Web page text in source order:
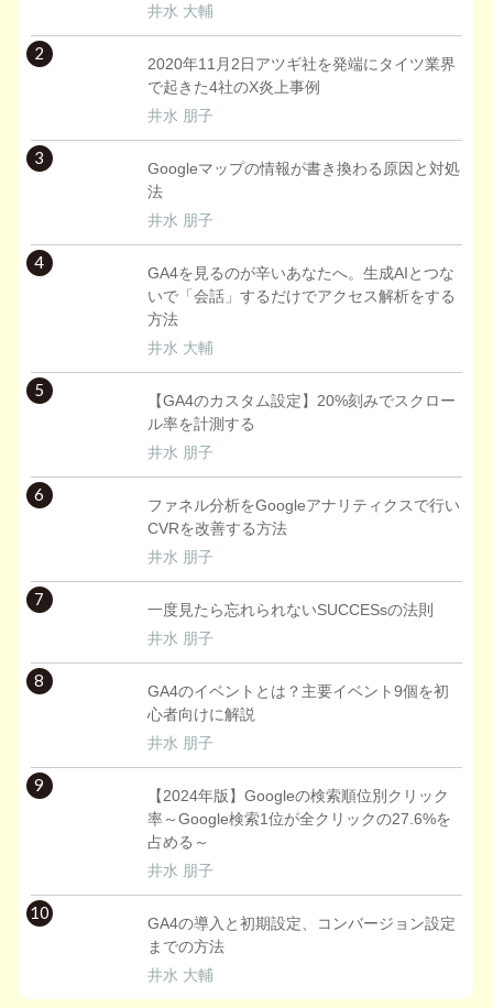
井水 大輔
2
2020年11月2日アツギ社を発端にタイツ業界
で起きた4社のX炎上事例
井水 朋子
3
Googleマップの情報が書き換わる原因と対処
法
井水 朋子
4
GA4を見るのが辛いあなたへ。生成AIとつな
いで「会話」するだけでアクセス解析をする
方法
井水 大輔
5
【GA4のカスタム設定】20%刻みでスクロー
ル率を計測する
井水 朋子
6
ファネル分析をGoogleアナリティクスで行い
CVRを改善する方法
井水 朋子
7
一度見たら忘れられないSUCCESsの法則
井水 朋子
8
GA4のイベントとは？主要イベント9個を初
心者向けに解説
井水 朋子
9
【2024年版】Googleの検索順位別クリック
率～Google検索1位が全クリックの27.6%を
占める～
井水 朋子
10
GA4の導入と初期設定、コンバージョン設定
までの方法
井水 大輔